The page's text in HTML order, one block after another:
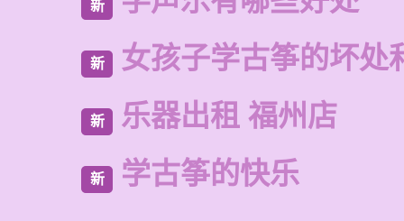
新
新 女孩子学古筝的坏处
新 乐器出租 福州店
新 学古筝的快乐